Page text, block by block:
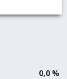
0,0 %